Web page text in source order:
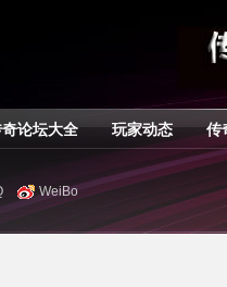
论坛大全 玩家动态 传
WeiBo